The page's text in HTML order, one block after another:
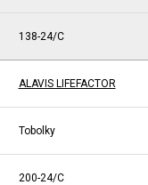
138-24/C
ALAVIS LIFEFACTOR
Tobolky
200-24/C